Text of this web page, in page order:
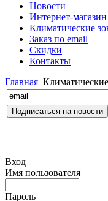
Новости
Интернет-магазин
Климатические
Заказ по email
Скидки
Контакты
Главная
Вход
Имя пользователя
Пароль